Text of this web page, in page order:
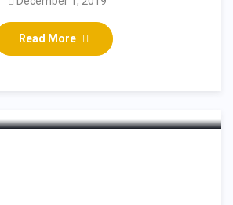
Read More
Meraih EMIS